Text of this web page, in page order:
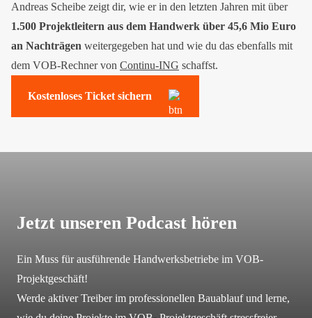
Andreas Scheibe zeigt dir, wie er in den letzten Jahren mit über
1.500 Projektleitern aus dem Handwerk über 45,6 Mio Euro
an Nachträgen weitergegeben hat und wie du das ebenfalls mit
dem VOB-Rechner von Continu-ING schaffst.
Kostenloses Ticket sichern
Jetzt unseren Podcast hören
Ein Muss für ausführende Handwerksbetriebe im VOB-
Projektgeschäft!
Werde aktiver Treiber im professionellen Bauablauf und lerne,